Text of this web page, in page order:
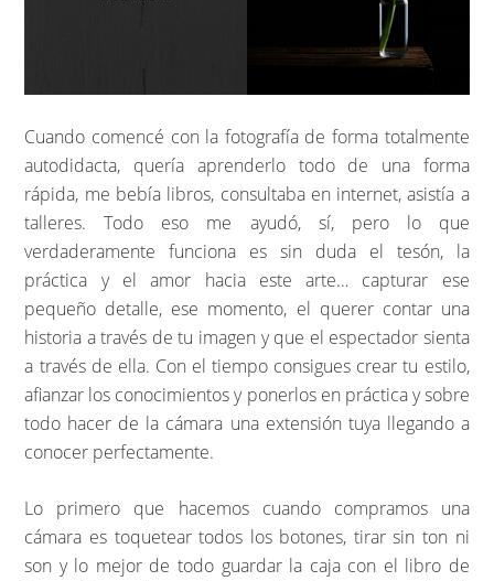
Cuando comencé con la fotografía de forma totalmente
autodidacta, quería aprenderlo todo de una forma
rápida, me bebía libros, consultaba en internet, asistía a
talleres. Todo eso me ayudó, sí, pero lo que
verdaderamente funciona es sin duda el tesón, la
práctica y el amor hacia este arte… capturar ese
pequeño detalle, ese momento, el querer contar una
historia a través de tu imagen y que el espectador sienta
a través de ella. Con el tiempo consigues crear tu estilo,
afianzar los conocimientos y ponerlos en práctica y sobre
todo hacer de la cámara una extensión tuya llegando a
conocer perfectamente.
Lo primero que hacemos cuando compramos una
cámara es toquetear todos los botones, tirar sin ton ni
son y lo mejor de todo guardar la caja con el libro de